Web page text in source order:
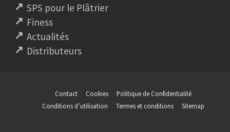
SPS pour le Plâtrier
Finess
Actualités
Distributeurs
Contact Cookies
Politique de Confidentialité
Conditions d’utilisation
Termes et conditions Sitemap